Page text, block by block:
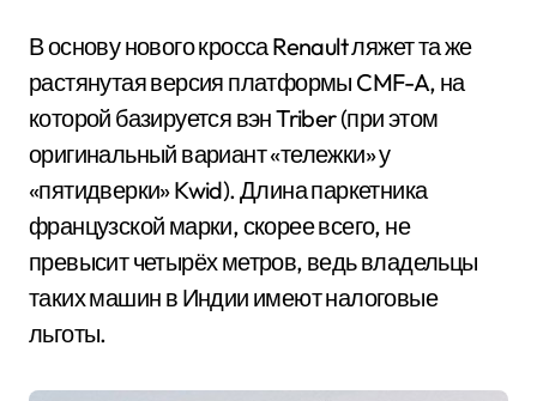
В основу нового кросса Renault ляжет та же
растянутая версия платформы CMF-A, на
которой базируется вэн Triber (при этом
оригинальный вариант «тележки» у
«пятидверки» Kwid). Длина паркетника
французской марки, скорее всего, не
превысит четырёх метров, ведь владельцы
таких машин в Индии имеют налоговые
льготы.